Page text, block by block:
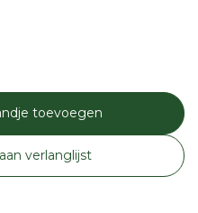
toevoegen
verlanglijst